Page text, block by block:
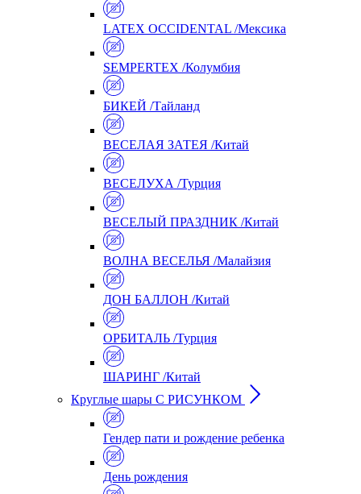
LATEX OCCIDENTAL /Мексика
SEMPERTEX /Колумбия
БИКЕЙ /Тайланд
ВЕСЕЛАЯ ЗАТЕЯ /Китай
ВЕСЕЛУХА /Турция
ВЕСЕЛЫЙ ПРАЗДНИК /Китай
ВОЛНА ВЕСЕЛЬЯ /Малайзия
ДОН БАЛЛОН /Китай
ОРБИТАЛЬ /Турция
ШАРИНГ /Китай
Круглые шары С РИСУНКОМ
Гендер пати и рождение ребенка
День рождения